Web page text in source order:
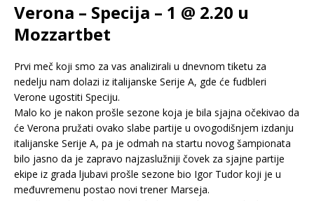
Verona – Specija – 1 @ 2.20 u
Mozzartbet
Prvi meč koji smo za vas analizirali u dnevnom tiketu za
nedelju nam dolazi iz italijanske Serije A, gde će fudbleri
Verone ugostiti Speciju.
Malo ko je nakon prošle sezone koja je bila sjajna očekivao da
će Verona pružati ovako slabe partije u ovogodišnjem izdanju
italijanske Serije A, pa je odmah na startu novog šampionata
bilo jasno da je zapravo najzaslužniji čovek za sjajne partije
ekipe iz grada ljubavi prošle sezone bio Igor Tudor koji je u
međuvremenu postao novi trener Marseja.